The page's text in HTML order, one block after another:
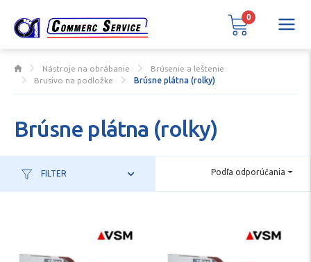
Nástroje na obrábanie
Brúsenie a leštenie
Brusivo na podložke
Brúsne plátna (rolky)
Brúsne plátna (rolky)
FILTER Podľa odporúčania
0